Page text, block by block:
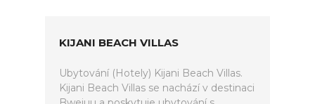
KIJANI BEACH VILLAS
Ubytování (Hotely) Kijani Beach Villas.
Kijani Beach Villas se nachází v destinaci